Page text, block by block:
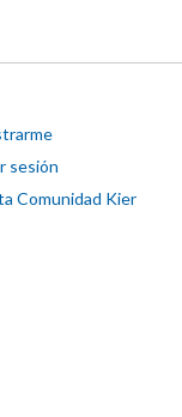
sesión
Comunidad Kier